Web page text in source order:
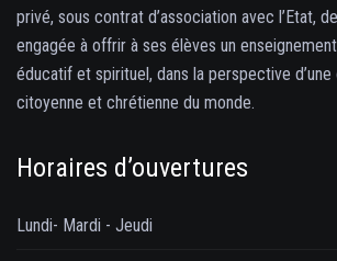
privé, sous contrat d’association avec l’Etat,
engagée à offrir à ses élèves un
éducatif et spirituel, dans la perspective
citoyenne et chrétienne du monde.
Horaires d’ouvertures
Lundi- Mardi - Jeudi